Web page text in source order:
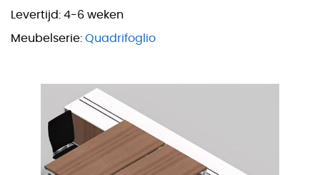
Levertijd: 4-6 weken
Meubelserie: Quadrifoglio